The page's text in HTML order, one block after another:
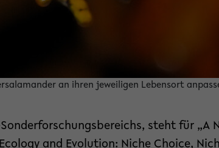
an ihren jeweiligen Lebensort
steht für „A
and Evolution: Niche Choice,